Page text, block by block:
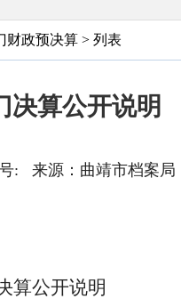
财政预决算 > 列表
决算公开说明
: 来源：曲靖市档案局
算公开说明